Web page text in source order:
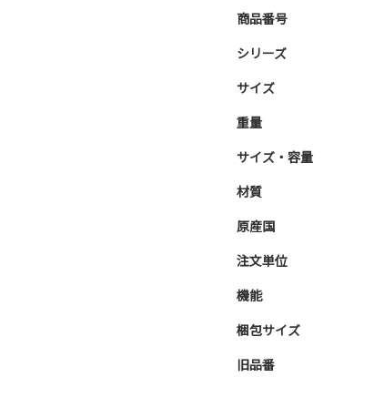
商品番号
シリーズ
サイズ
重量
サイズ・容量
材質
原産国
注文単位
機能
梱包サイズ
旧品番